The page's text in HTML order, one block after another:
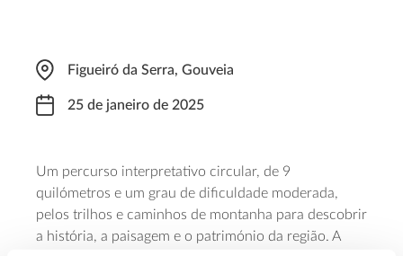
Figueiró da Serra, Gouveia
25 de janeiro de 2025
Um percurso interpretativo circular, de 9
quilómetros e um grau de dificuldade moderada,
pelos trilhos e caminhos de montanha para descobrir
a história, a paisagem e o património da região. A